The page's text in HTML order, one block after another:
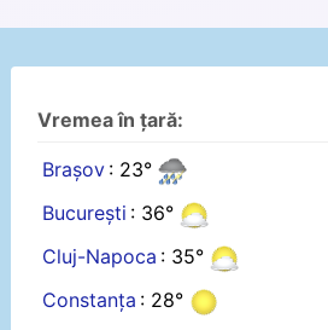
Vremea în țară:
Brașov : 23°
București : 36°
Cluj-Napoca : 35°
Constanța : 28°